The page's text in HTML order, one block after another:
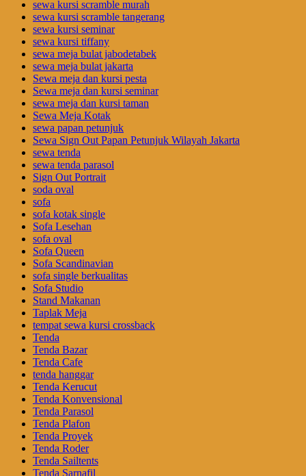
sewa kursi scramble murah
sewa kursi scramble tangerang
sewa kursi seminar
sewa kursi tiffany
sewa meja bulat jabodetabek
sewa meja bulat jakarta
Sewa meja dan kursi pesta
Sewa meja dan kursi seminar
sewa meja dan kursi taman
Sewa Meja Kotak
sewa papan petunjuk
Sewa Sign Out Papan Petunjuk Wilayah Jakarta
sewa tenda
sewa tenda parasol
Sign Out Portrait
soda oval
sofa
sofa kotak single
Sofa Lesehan
sofa oval
Sofa Queen
Sofa Scandinavian
sofa single berkualitas
Sofa Studio
Stand Makanan
Taplak Meja
tempat sewa kursi crossback
Tenda
Tenda Bazar
Tenda Cafe
tenda hanggar
Tenda Kerucut
Tenda Konvensional
Tenda Parasol
Tenda Plafon
Tenda Proyek
Tenda Roder
Tenda Sailtents
Tenda Sarnafil